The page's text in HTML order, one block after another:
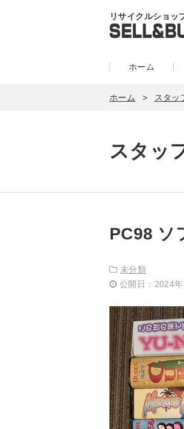
リサイクルショ
ホーム
ホーム スタッ
スタッ
PC98 ソ
未分類
公開日：2024